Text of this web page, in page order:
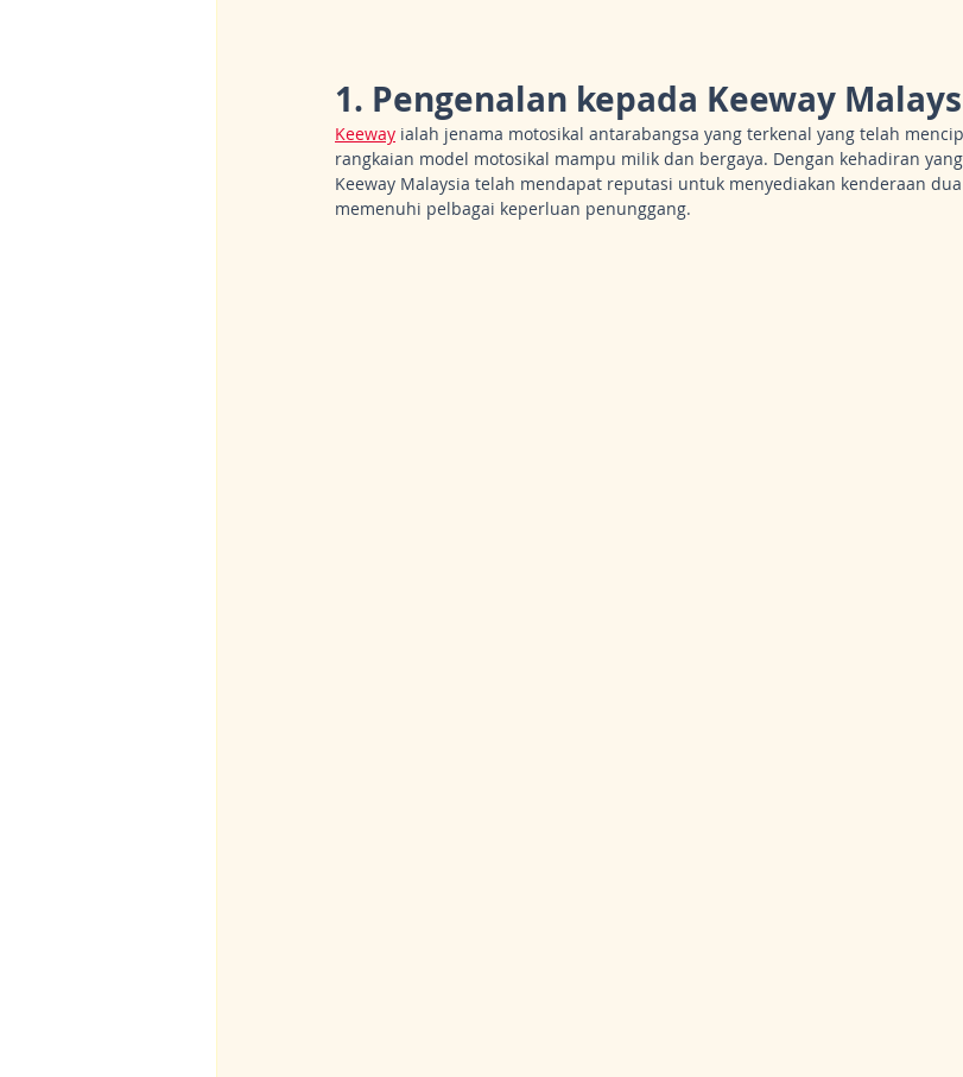
1. Pengenalan kepada Keeway
Keeway ialah jenama motosikal antarabangsa yang terkenal yang telah
rangkaian model motosikal mampu milik dan bergaya. Dengan kehadiran
Keeway Malaysia telah mendapat reputasi untuk menyediakan kenderaan
memenuhi pelbagai keperluan penunggang.